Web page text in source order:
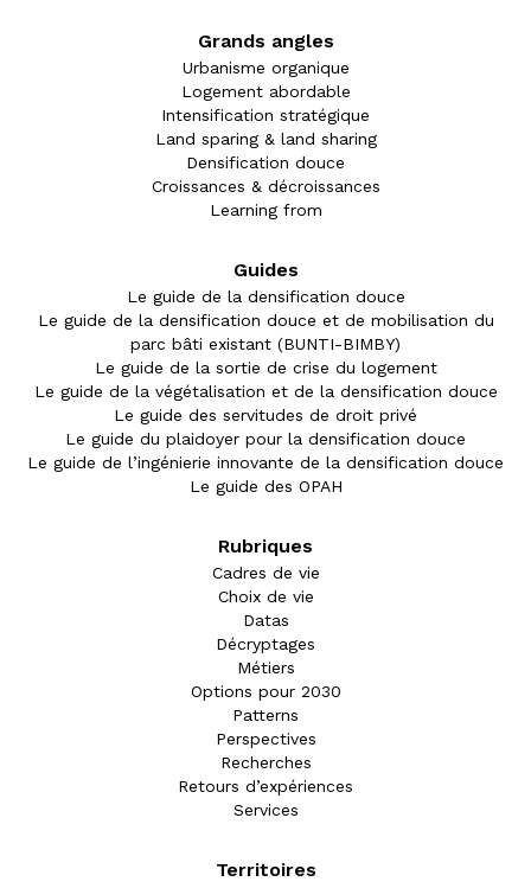
Grands angles
Urbanisme organique
Logement abordable
Intensification stratégique
Land sparing & land sharing
Densification douce
Croissances & décroissances
Learning from
Guides
Le guide de la densification douce
Le guide de la densification douce et de mobilisation du
parc bâti existant (BUNTI-BIMBY)
Le guide de la sortie de crise du logement
Le guide de la végétalisation et de la densification douce
Le guide des servitudes de droit privé
Le guide du plaidoyer pour la densification douce
Le guide de l’ingénierie innovante de la densification douce
Le guide des OPAH
Rubriques
Cadres de vie
Choix de vie
Datas
Décryptages
Métiers
Options pour 2030
Patterns
Perspectives
Recherches
Retours d’expériences
Services
Territoires